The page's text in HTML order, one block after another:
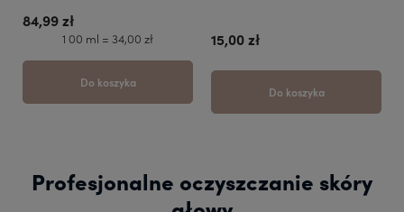
84,99 zł
1 00 ml = 34,00 zł
Do koszyka
15,00 zł
Do koszyka
Profesjonalne oczyszczanie skóry